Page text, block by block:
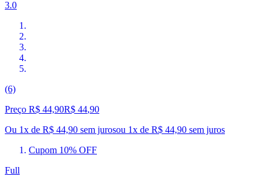
3.0
(6)
Preço R$ 44,90R$ 44,90
Ou 1x de R$ 44,90 sem jurosou 1x de R$ 44,90 sem juros
Cupom 10% OFF
Full